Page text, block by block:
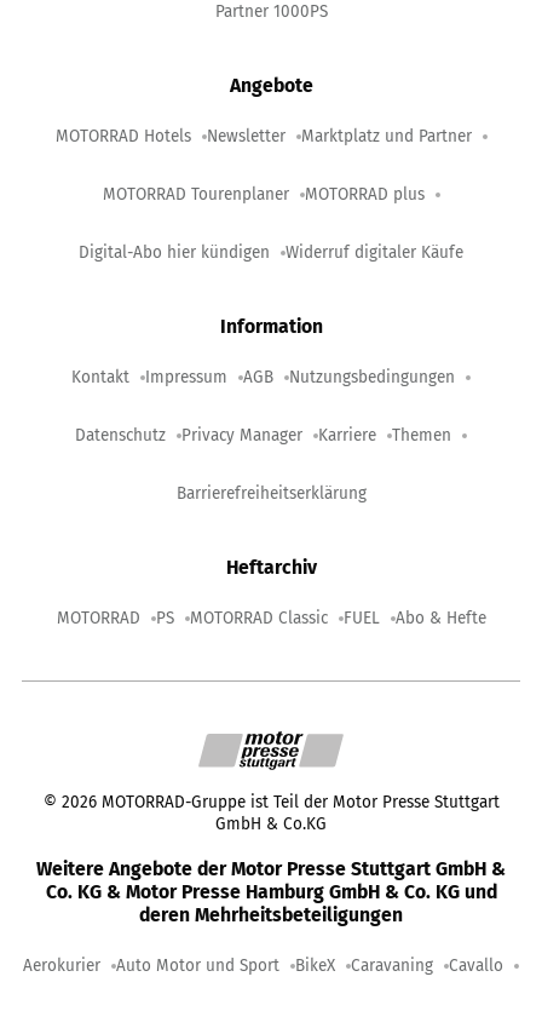
Partner 1000PS
Angebote
MOTORRAD Hotels Newsletter Marktplatz und Partner
MOTORRAD Tourenplaner MOTORRAD plus
Digital-Abo hier kündigen Widerruf digitaler Käufe
Information
Kontakt Impressum AGB Nutzungsbedingungen
Datenschutz Privacy Manager Karriere Themen
Barrierefreiheitserklärung
Heftarchiv
MOTORRAD PS MOTORRAD Classic FUEL Abo & Hefte
© 2026 MOTORRAD-Gruppe ist Teil der Motor Presse Stuttgart
GmbH & Co.KG
Weitere Angebote der Motor Presse Stuttgart GmbH &
Co. KG & Motor Presse Hamburg GmbH & Co. KG und
deren Mehrheitsbeteiligungen
Aerokurier Auto Motor und Sport BikeX Caravaning Cavallo